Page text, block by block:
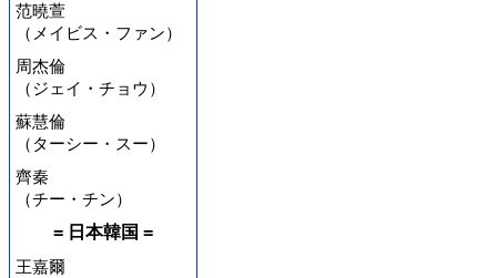
范曉萱
（メイビス・ファン）
周杰倫
（ジェイ・チョウ）
蘇慧倫
（ターシー・スー）
齊秦
（チー・チン）
= 日本韓国 =
王嘉爾